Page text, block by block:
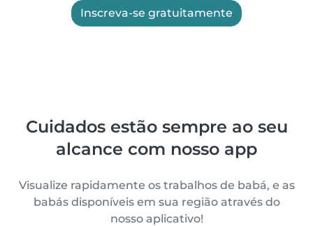
Inscreva-se gratuitamente
Cuidados estão sempre ao seu
alcance com nosso app
Visualize rapidamente os trabalhos de babá, e as
babás disponíveis em sua região através do
nosso aplicativo!